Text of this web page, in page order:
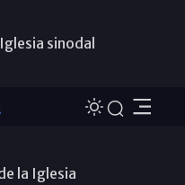
sinodal
la Iglesia